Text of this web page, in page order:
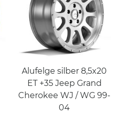
Alufelge silber 8,5x20
ET +35 Jeep Grand
Cherokee WJ / WG 99-
04